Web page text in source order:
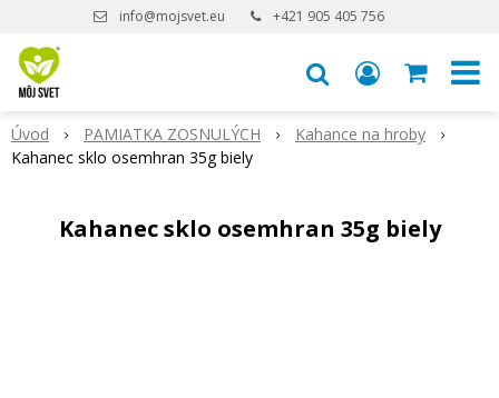
info@mojsvet.eu +421 905 405 756
Úvod PAMIATKA ZOSNULÝCH
Kahance na hroby
Kahanec sklo osemhran 35g biely
Kahanec sklo osemhran 35g biely